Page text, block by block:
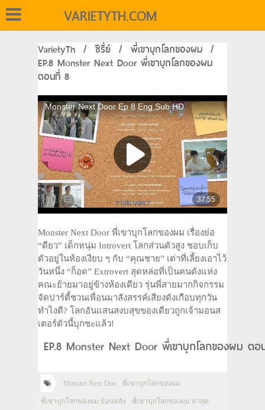
VARIETYTH.COM
VarietyTh / ซีรี่ย์ / พี่เขาบุกโลกของผม /
EP.8 Monster Next Door พี่เขาบุกโลกของผม
ตอนที่ 8
Monster Next Door พี่เขาบุกโลกของผม เรื่องย่อ
“ดียว” เด็กหนุ่ม Introvert โลกส่วนตัวสูง ชอบเก็บ
ตัวอยู่ในห้องเงียบ ๆ กับ “คุณชาย” เต่าที่เลี้ยงเอาไว้
วันหนึ่ง “ก็อด” Extrovert สุดหล่อที่เป็นคนดังแห่ง
คณะย้ายมาอยู่ข้างห้องเดียว รุ่นพี่สายมากกิจกรรม
จัดปาร์ตี้ชวนเพื่อนมาสังสรรค์เสียงดังเกือบทุกวัน
ทำไงดี? โลกอันแสนสงบสุขของเดียวถูกเจ้ามอนส
เตอร์ตัวนี้บุกซะแล้ว!
EP.8 Monster Next Door พี่เขาบุกโลกของผม ต
Monster Next Doo พี่เขาบุกโลกของผม
พี่เขาบุกโลกของผม ย้อนหลัง พี่เขาบุกโลกของผม ล่าสุด